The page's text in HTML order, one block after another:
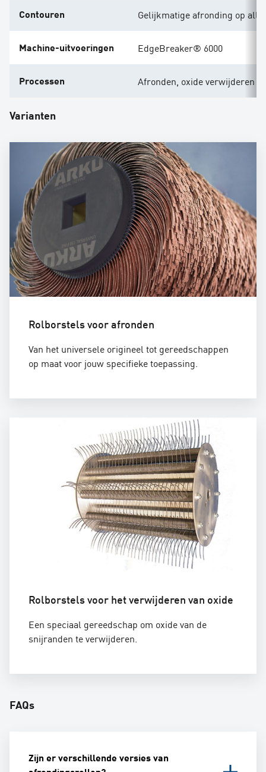
Contouren Gelijkmatige afronding op
Machine-uitvoeringen EdgeBreaker® 6000
Processen Afronden, oxide verwijderen
Varianten
Rolborstels voor afronden
Van het universele origineel tot gereedschappen
op maat voor jouw specifieke toepassing.
Rolborstels voor het verwijderen van oxide
Een speciaal gereedschap om oxide van de
snijranden te verwijderen.
FAQs
Zijn er verschillende versies van